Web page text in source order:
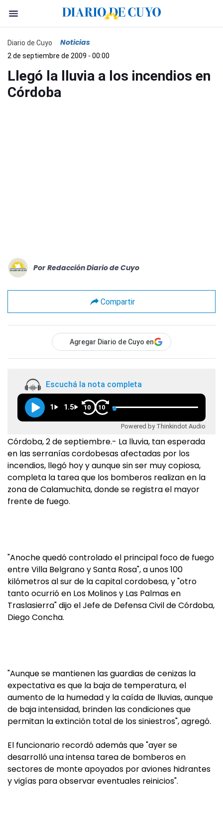
Diario de Cuyo Noticias
2 de septiembre de 2009 - 00:00
Llegó la lluvia a los incendios en
Córdoba
Por Redacción Diario de Cuyo
Compartir
Agregar Diario de Cuyo en
Escuchá la nota completa
1 1.5 10 10
Powered by Thinkindot Audio
Córdoba, 2 de septiembre.- La lluvia, tan esperada
en las serranías cordobesas afectadas por los
incendios, llegó hoy y aunque sin ser muy copiosa,
completa la tarea que los bomberos realizan en la
zona de Calamuchita, donde se registra el mayor
frente de fuego.
"Anoche quedó controlado el principal foco de fuego
entre Villa Belgrano y Santa Rosa", a unos 100
kilómetros al sur de la capital cordobesa, y "otro
tanto ocurrió en Los Molinos y Las Palmas en
Traslasierra" dijo el Jefe de Defensa Civil de Córdoba,
Diego Concha.
"Aunque se mantienen las guardias de cenizas la
expectativa es que la baja de temperatura, el
aumento de la humedad y la caída de lluvias, aunque
de baja intensidad, brinden las condiciones que
permitan la extinción total de los siniestros", agregó.
El funcionario recordó además que "ayer se
desarrolló una intensa tarea de bomberos en
sectores de monte apoyados por aviones hidrantes
y vigías para observar eventuales reinicios".